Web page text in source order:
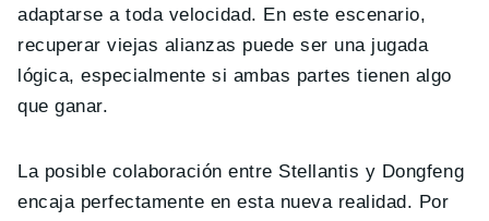
adaptarse a toda velocidad. En este escenario,
recuperar viejas alianzas puede ser una jugada
lógica, especialmente si ambas partes tienen algo
que ganar.
La posible colaboración entre Stellantis y Dongfeng
encaja perfectamente en esta nueva realidad. Por